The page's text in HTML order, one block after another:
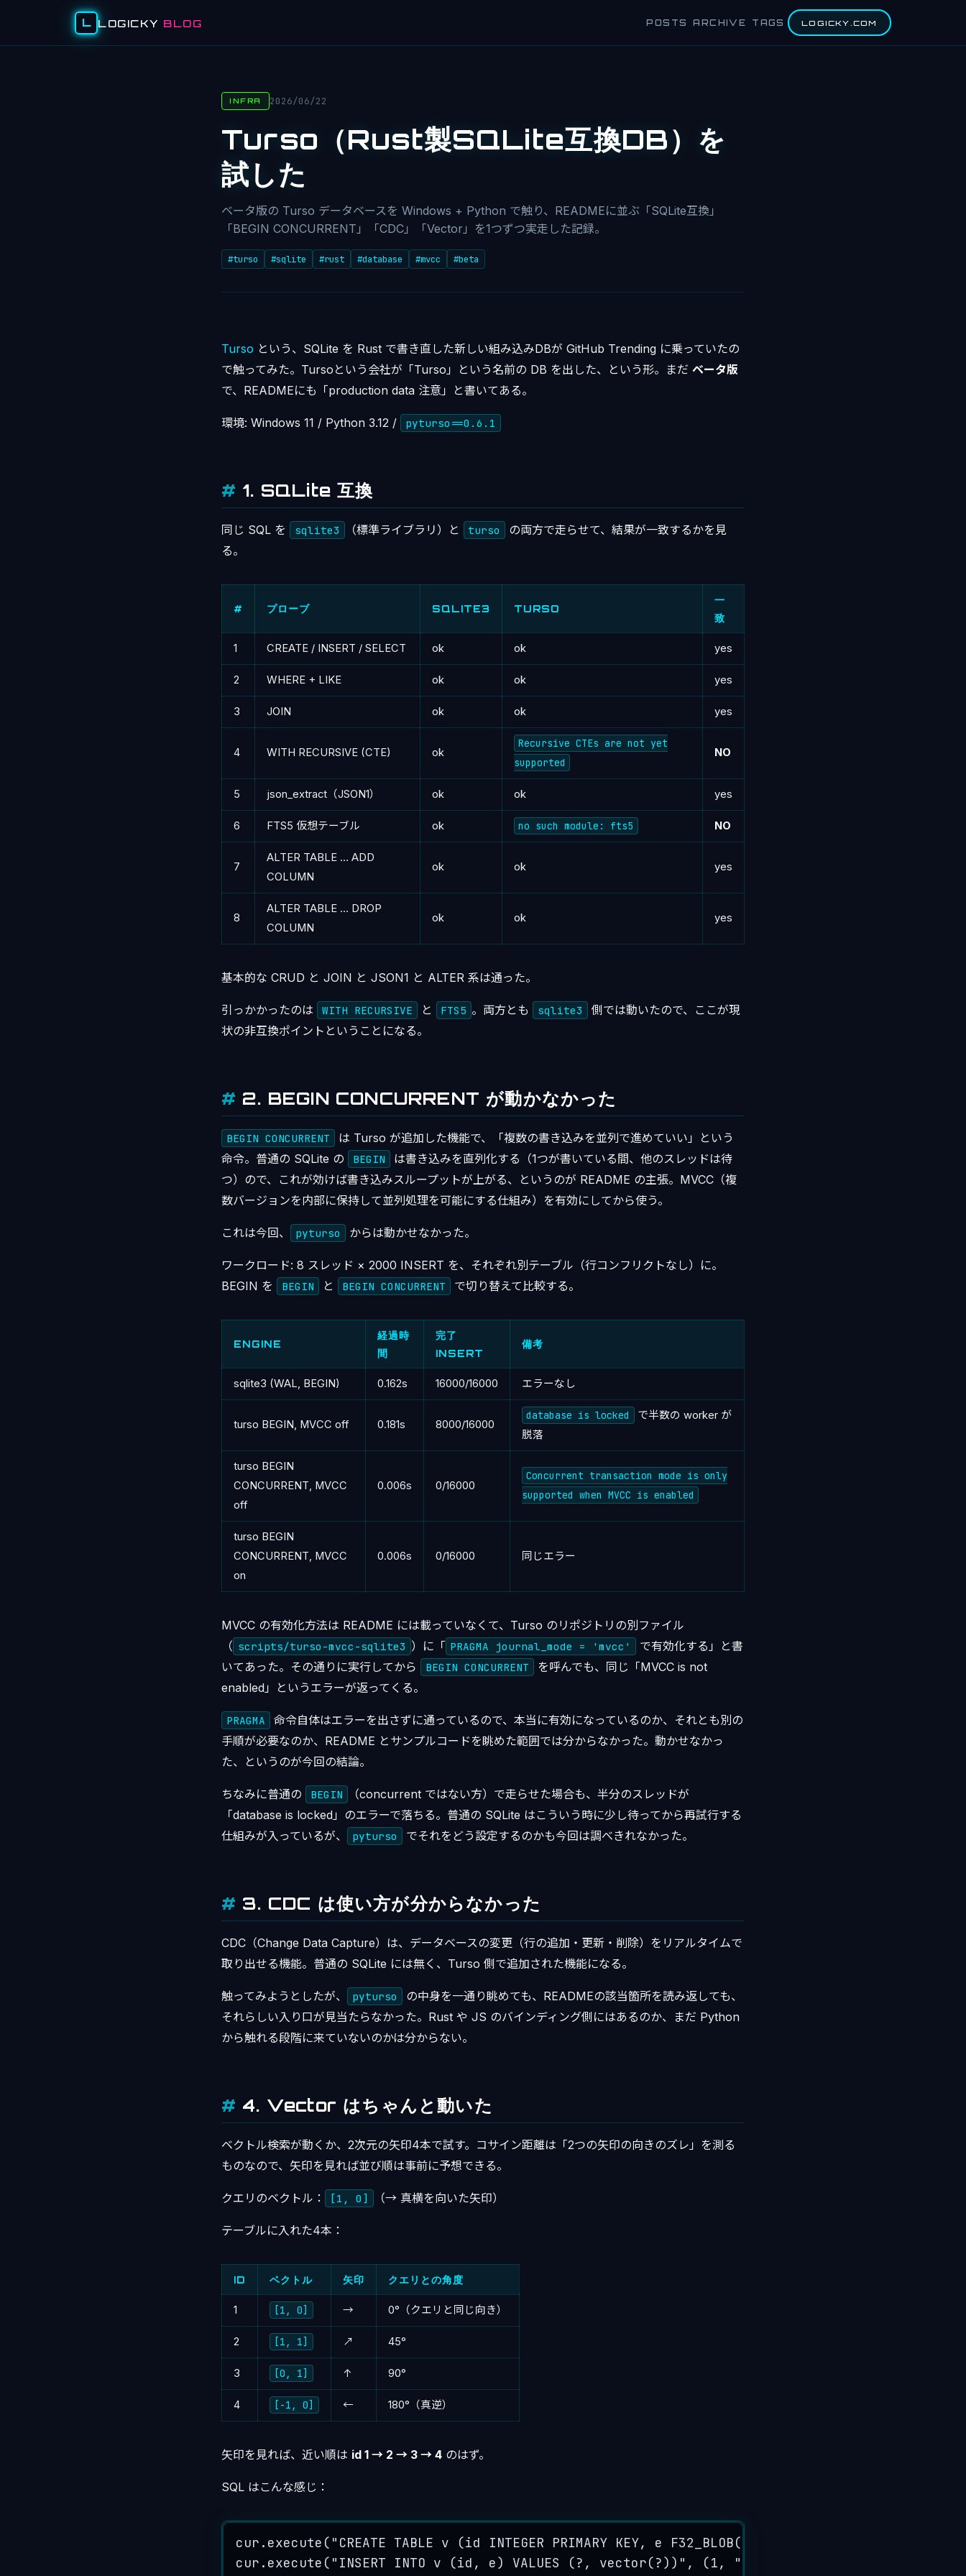
L LOGICKY BLOG POSTS ARCHIVE TAGS LOGICKY.COM
INFRA 2026/06/22
Turso（Rust製SQLite互換DB）を
試した
ベータ版の Turso データベースを Windows + Python で触り、READMEに並ぶ「SQLite互換」
「BEGIN CONCURRENT」「CDC」「Vector」を1つずつ実走した記録。
#turso #sqlite #rust #database #mvcc #beta
Turso という、SQLite を Rust で書き直した新しい組み込みDBが GitHub Trending に乗っていたの
で触ってみた。Tursoという会社が「Turso」という名前の DB を出した、という形。まだ ベータ版
で、READMEにも「production data 注意」と書いてある。
環境: Windows 11 / Python 3.12 / pyturso==0.6.1
1. SQLite 互換
同じ SQL を sqlite3 （標準ライブラリ）と turso
の両方で走らせて、結果が一致するかを見
る。
# プローブ SQLITE3 TURSO
一
致
1 CREATE / INSERT / SELECT ok ok yes
2 WHERE + LIKE ok ok yes
3 JOIN ok ok yes
4 WITH RECURSIVE (CTE) ok
Recursive CTEs are not yet
supported
NO
5 json_extract（JSON1） ok ok yes
6 FTS5 仮想テーブル ok no such module: fts5 NO
7
ALTER TABLE … ADD
COLUMN
ok ok yes
8
ALTER TABLE … DROP
COLUMN
ok ok yes
基本的な CRUD と JOIN と JSON1 と ALTER 系は通った。
引っかかったのは WITH RECURSIVE と FTS5 。両方とも sqlite3
側では動いたので、ここが現
状の非互換ポイントということになる。
2. BEGIN CONCURRENT が動かなかった
BEGIN CONCURRENT
は Turso が追加した機能で、「複数の書き込みを並列で進めていい」という
命令。普通の SQLite の
BEGIN
は書き込みを直列化する（1つが書いている間、他のスレッドは待
つ）ので、これが効けば書き込みスループットが上がる、というのが README の主張。MVCC（複
数バージョンを内部に保持して並列処理を可能にする仕組み）を有効にしてから使う。
これは今回、 pyturso からは動かせなかった。
ワークロード: 8 スレッド × 2000 INSERT を、それぞれ別テーブル（行コンフリクトなし）に。
BEGIN を
BEGIN と BEGIN CONCURRENT で切り替えて比較する。
ENGINE
経過時
間
完了
INSERT
備考
sqlite3 (WAL, BEGIN) 0.162s 16000/16000 エラーなし
turso BEGIN, MVCC off 0.181s 8000/16000
database is locked
で半数の worker が
脱落
turso BEGIN
CONCURRENT, MVCC
off
0.006s 0/16000
Concurrent transaction mode is only
supported when MVCC is enabled
turso BEGIN
CONCURRENT, MVCC
on
0.006s 0/16000 同じエラー
MVCC の有効化方法は README には載っていなくて、Turso のリポジトリの別ファイル
（ scripts/turso-mvcc-sqlite3 ）に「 PRAGMA journal_mode = 'mvcc'
で有効化する」と書
いてあった。その通りに実行してから
BEGIN CONCURRENT
を呼んでも、同じ「MVCC is not
enabled」というエラーが返ってくる。
PRAGMA
命令自体はエラーを出さずに通っているので、本当に有効になっているのか、それとも別の
手順が必要なのか、README とサンプルコードを眺めた範囲では分からなかった。動かせなかっ
た、というのが今回の結論。
ちなみに普通の BEGIN
（concurrent ではない方）で走らせた場合も、半分のスレッドが
「database is locked」のエラーで落ちる。普通の SQLite はこういう時に少し待ってから再試行する
仕組みが入っているが、
pyturso でそれをどう設定するのかも今回は調べきれなかった。
3. CDC は使い方が分からなかった
CDC（Change Data Capture）は、データベースの変更（行の追加・更新・削除）をリアルタイムで
取り出せる機能。普通の SQLite には無く、Turso 側で追加された機能になる。
触ってみようとしたが、 pyturso
の中身を一通り眺めても、READMEの該当箇所を読み返しても、
それらしい入り口が見当たらなかった。Rust や JS のバインディング側にはあるのか、まだ Python
から触れる段階に来ていないのかは分からない。
4. Vector はちゃんと動いた
ベクトル検索が動くか、2次元の矢印4本で試す。コサイン距離は「2つの矢印の向きのズレ」を測る
ものなので、矢印を見れば並び順は事前に予想できる。
クエリのベクトル： [1, 0] （→ 真横を向いた矢印）
テーブルに入れた4本：
ID ベクトル 矢印 クエリとの角度
1 [1, 0] → 0°（クエリと同じ向き）
2 [1, 1] ↗ 45°
3 [0, 1] ↑ 90°
4 [-1, 0] ← 180°（真逆）
矢印を見れば、近い順は id 1 → 2 → 3 → 4 のはず。
SQL はこんな感じ：
cur. execute ( " CREATE TABLE v (id INTEGER PRIMARY KEY, e F32_BLOB(2))
cur. execute ( " INSERT INTO v (id, e) VALUES (?, vector(?)) " , (1, "